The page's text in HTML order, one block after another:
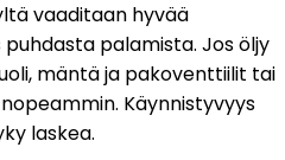
vaaditaan hyvää
palamista. Jos öljy
mäntä ja pakoventtiilit tai
Käynnistyvyys
laskea.